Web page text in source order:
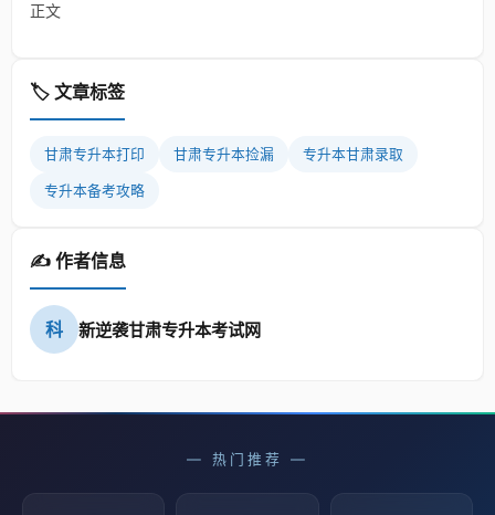
正文
🏷️ 文章标签
甘肃专升本打印 甘肃专升本捡漏 专升本甘肃录取
专升本备考攻略
✍️ 作者信息
科 新逆袭甘肃专升本考试网
— 热门推荐 —